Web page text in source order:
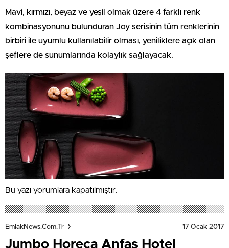
Mavi, kırmızı, beyaz ve yeşil olmak üzere 4 farklı renk
kombinasyonunu bulunduran Joy serisinin tüm renklerinin
birbiri ile uyumlu kullanılabilir olması, yeniliklere açık olan
şeflere de sunumlarında kolaylık sağlayacak.
Bu yazı yorumlara kapatılmıştır.
EmlakNews.com.tr 17 Ocak 2017
Jumbo Horeca Anfaş Hotel